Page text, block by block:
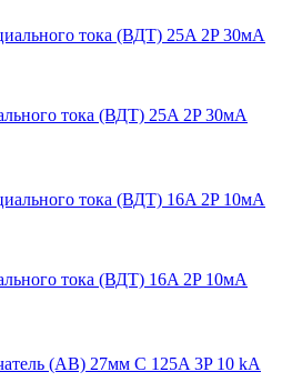
тока (ВДТ) 25A 2P 30мА
тока (ВДТ) 16A 2P 10мА